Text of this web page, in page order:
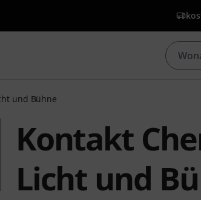
und Bühne
Kontakt
Licht und